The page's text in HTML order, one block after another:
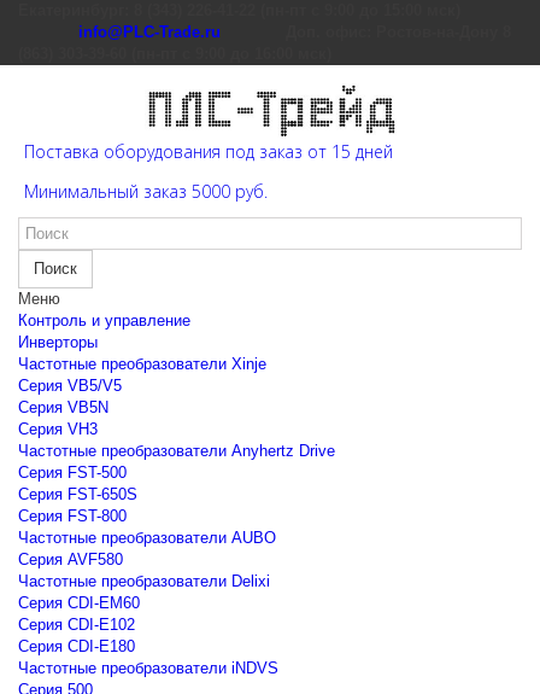
info@PLC-Trade.ru
Поставка оборудования под заказ от 15 дней
Минимальный заказ 5000 руб.
Поиск
Меню
Контроль и управление
Инверторы
Частотные преобразователи Xinje
Cерия VB5/V5
Cерия VB5N
Cерия VH3
Частотные преобразователи Anyhertz Drive
Серия FST-500
Серия FST-650S
Серия FST-800
Частотные преобразователи AUBO
Серия AVF580
Частотные преобразователи Delixi
Серия CDI-EM60
Серия CDI-E102
Серия CDI-E180
Частотные преобразователи iNDVS
Серия 500